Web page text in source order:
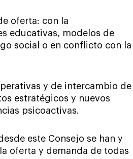
oferta: con la
educativas, modelos de
social o en conflicto con la
y de intercambio de
estratégicos y nuevos
psicoactivas.
este Consejo se han y
oferta y demanda de todas